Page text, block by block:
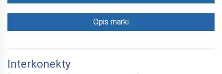
Opis marki
Interkonekty